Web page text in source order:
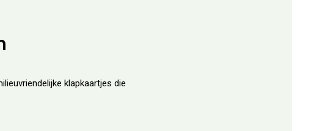
klapkaartjes die